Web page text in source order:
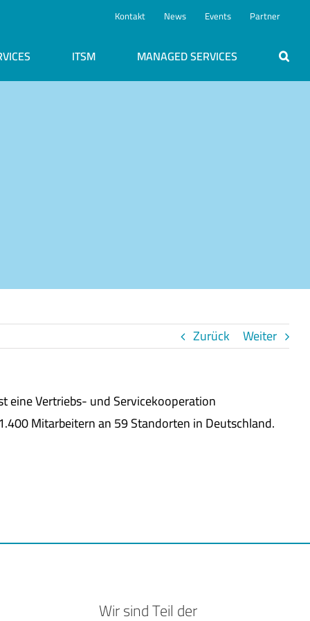
Kontakt News Events Partner
ITSM MANAGED SERVICES
Zurück Weiter
eine Vertriebs- und Servicekooperation
Mitarbeitern an 59 Standorten in Deutschland.
Wir sind Teil der